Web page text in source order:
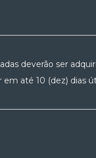
deverão ser
até 10 (dez) dias